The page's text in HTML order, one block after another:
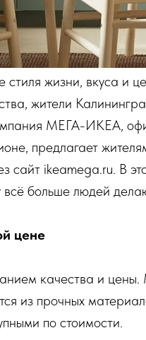
жизни, вкуса и
жители
МЕГА-ИКЕА,
предлагает
сайт ikeamega.ru. В
больше людей
цене
качества и цены.
из прочных
по стоимости.